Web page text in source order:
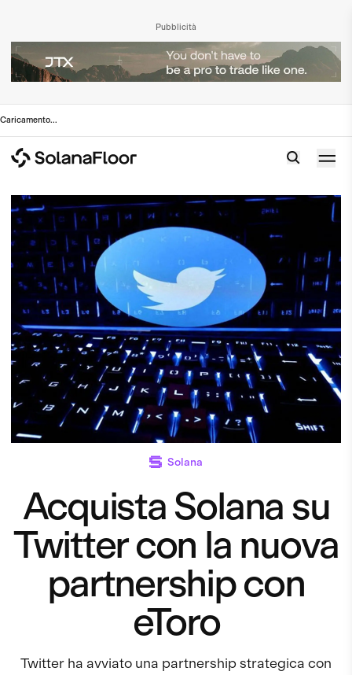
Pubblicità
Caricamento...
Solana
Acquista Solana su
Twitter con la nuova
partnership con
eToro
Twitter ha avviato una partnership strategica con